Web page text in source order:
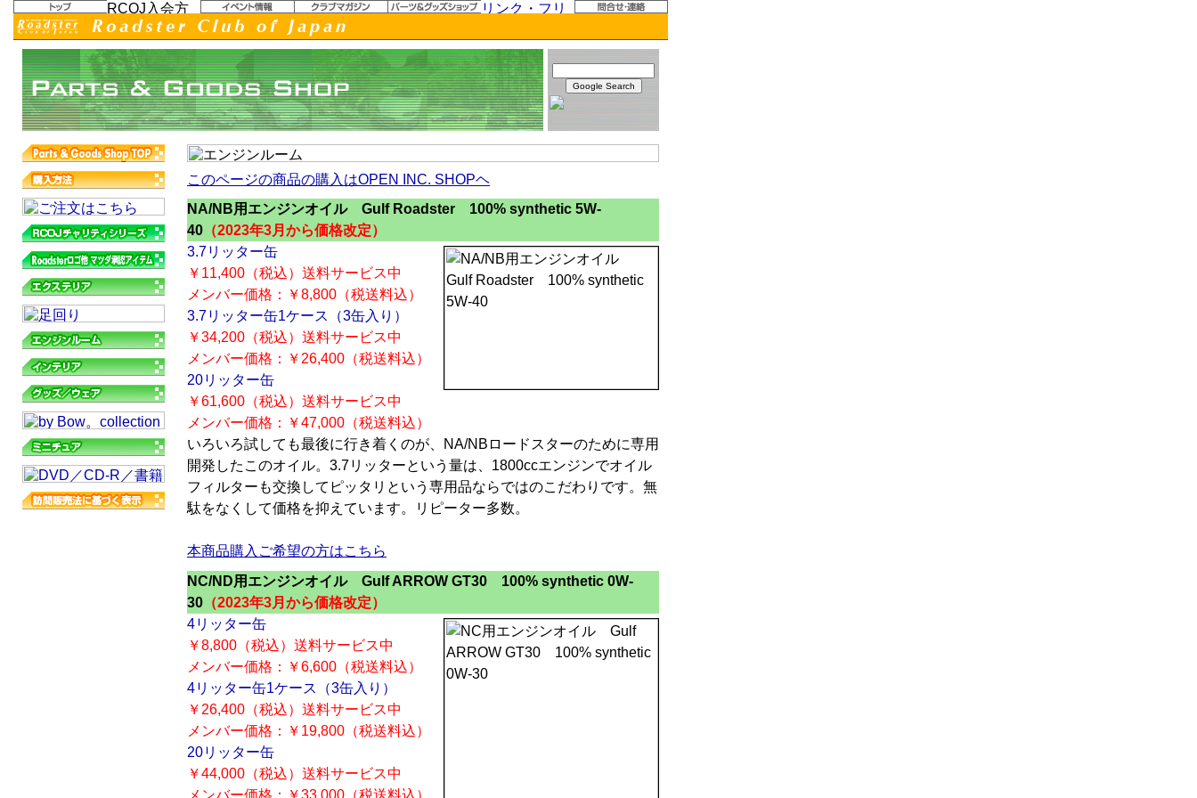
このページの商品の購入はOPEN INC. SHOPヘ
NA/NB用エンジンオイル Gulf Roadster 100% synthetic 5W-
40 （2023年3月から価格改定）
3.7リッター缶
￥11,400（税込）送料サービス中
メンバー価格：￥8,800（税送料込）
3.7リッター缶1ケース（3缶入り）
￥34,200（税込）送料サービス中
メンバー価格：￥26,400（税送料込）
20リッター缶
￥61,600（税込）送料サービス中
メンバー価格：￥47,000（税送料込）
いろいろ試しても最後に行き着くのが、NA/NBロードスターのために専用
開発したこのオイル。3.7リッターという量は、1800ccエンジンでオイル
フィルターも交換してピッタリという専用品ならではのこだわりです。無
駄をなくして価格を抑えています。リピーター多数。
本商品購入ご希望の方はこちら
NC/ND用エンジンオイル Gulf ARROW GT30 100% synthetic 0W-
30 （2023年3月から価格改定）
4リッター缶
￥8,800（税込）送料サービス中
メンバー価格：￥6,600（税送料込）
4リッター缶1ケース（3缶入り）
￥26,400（税込）送料サービス中
メンバー価格：￥19,800（税送料込）
20リッター缶
￥44,000（税込）送料サービス中
メンバー価格：￥33,000（税送料込）